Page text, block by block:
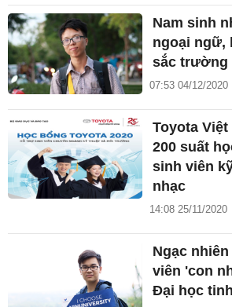
Nam sinh
ngoại ngữ,
sắc trường
07:53 04/12/2020
Toyota
200 suất
sinh viên
nhạc
14:08 25/11/2020
Ngạc
viên 'con
Đại học